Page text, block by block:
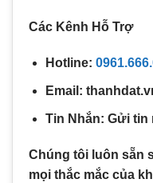
Các Kênh Hỗ Trợ
Hotline:
Email:
Tin Nhắn: Gửi tin
Chúng tôi luôn sẵn
mọi thắc mắc của